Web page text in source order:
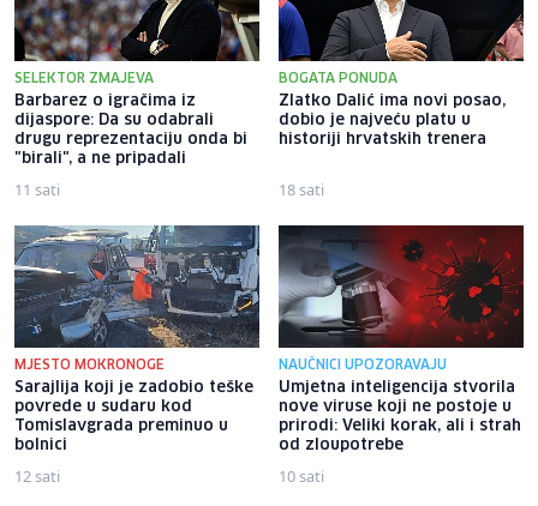
SELEKTOR ZMAJEVA
Barbarez o igračima iz
dijaspore: Da su odabrali
drugu reprezentaciju onda bi
"birali", a ne pripadali
11 sati
BOGATA PONUDA
Zlatko Dalić ima novi posao,
dobio je najveću platu u
historiji hrvatskih trenera
18 sati
MJESTO MOKRONOGE
Sarajlija koji je zadobio teške
povrede u sudaru kod
Tomislavgrada preminuo u
bolnici
12 sati
NAUČNICI UPOZORAVAJU
Umjetna inteligencija stvorila
nove viruse koji ne postoje u
prirodi: Veliki korak, ali i strah
od zloupotrebe
10 sati